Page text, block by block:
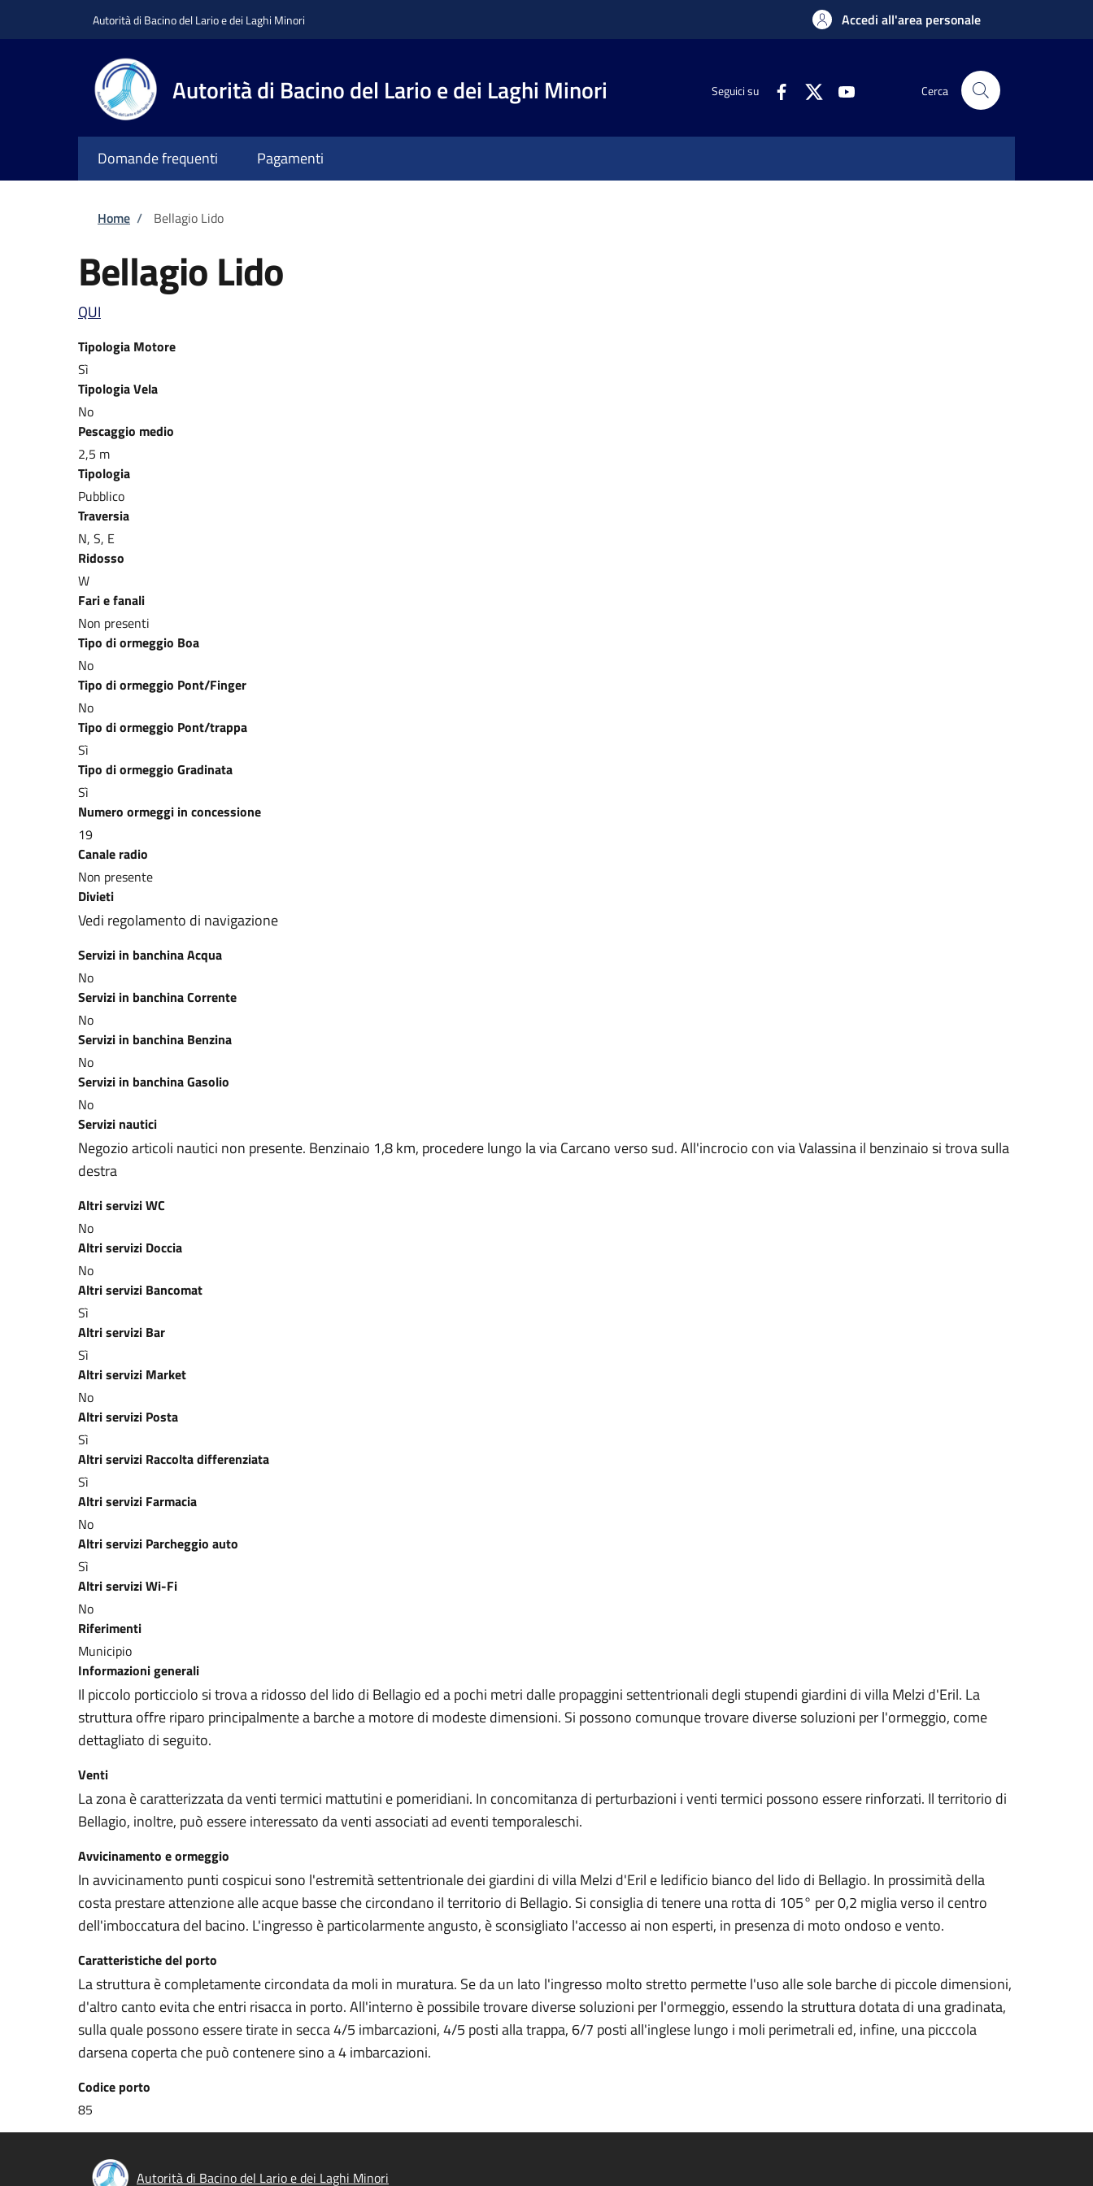
Autorità di Bacino del Lario e dei Laghi Minori Accedi all'area personale
Autorità di Bacino del Lario e dei Laghi Minori Seguici su Cerca
Domande frequenti Pagamenti
Briciole di pane
Home / Bellagio Lido
Bellagio Lido
QUI
Tipologia Motore
Sì
Tipologia Vela
No
Pescaggio medio
2,5 m
Tipologia
Pubblico
Traversia
N, S, E
Ridosso
W
Fari e fanali
Non presenti
Tipo di ormeggio Boa
No
Tipo di ormeggio Pont/Finger
No
Tipo di ormeggio Pont/trappa
Sì
Tipo di ormeggio Gradinata
Sì
Numero ormeggi in concessione
19
Canale radio
Non presente
Divieti
Vedi regolamento di navigazione
Servizi in banchina Acqua
No
Servizi in banchina Corrente
No
Servizi in banchina Benzina
No
Servizi in banchina Gasolio
No
Servizi nautici
Negozio articoli nautici non presente. Benzinaio 1,8 km, procedere lungo la via Carcano verso sud. All'incrocio con via Valassina il benzinaio si trova sulla
destra
Altri servizi WC
No
Altri servizi Doccia
No
Altri servizi Bancomat
Sì
Altri servizi Bar
Sì
Altri servizi Market
No
Altri servizi Posta
Sì
Altri servizi Raccolta differenziata
Sì
Altri servizi Farmacia
No
Altri servizi Parcheggio auto
Sì
Altri servizi Wi-Fi
No
Riferimenti
Municipio
Informazioni generali
Il piccolo porticciolo si trova a ridosso del lido di Bellagio ed a pochi metri dalle propaggini settentrionali degli stupendi giardini di villa Melzi d'Eril. La
struttura offre riparo principalmente a barche a motore di modeste dimensioni. Si possono comunque trovare diverse soluzioni per l'ormeggio, come
dettagliato di seguito.
Venti
La zona è caratterizzata da venti termici mattutini e pomeridiani. In concomitanza di perturbazioni i venti termici possono essere rinforzati. Il territorio di
Bellagio, inoltre, può essere interessato da venti associati ad eventi temporaleschi.
Avvicinamento e ormeggio
In avvicinamento punti cospicui sono l'estremità settentrionale dei giardini di villa Melzi d'Eril e ledificio bianco del lido di Bellagio. In prossimità della
costa prestare attenzione alle acque basse che circondano il territorio di Bellagio. Si consiglia di tenere una rotta di 105° per 0,2 miglia verso il centro
dell'imboccatura del bacino. L'ingresso è particolarmente angusto, è sconsigliato l'accesso ai non esperti, in presenza di moto ondoso e vento.
Caratteristiche del porto
La struttura è completamente circondata da moli in muratura. Se da un lato l'ingresso molto stretto permette l'uso alle sole barche di piccole dimensioni,
d'altro canto evita che entri risacca in porto. All'interno è possibile trovare diverse soluzioni per l'ormeggio, essendo la struttura dotata di una gradinata,
sulla quale possono essere tirate in secca 4/5 imbarcazioni, 4/5 posti alla trappa, 6/7 posti all'inglese lungo i moli perimetrali ed, infine, una picccola
darsena coperta che può contenere sino a 4 imbarcazioni.
Codice porto
85
Autorità di Bacino del Lario e dei Laghi Minori